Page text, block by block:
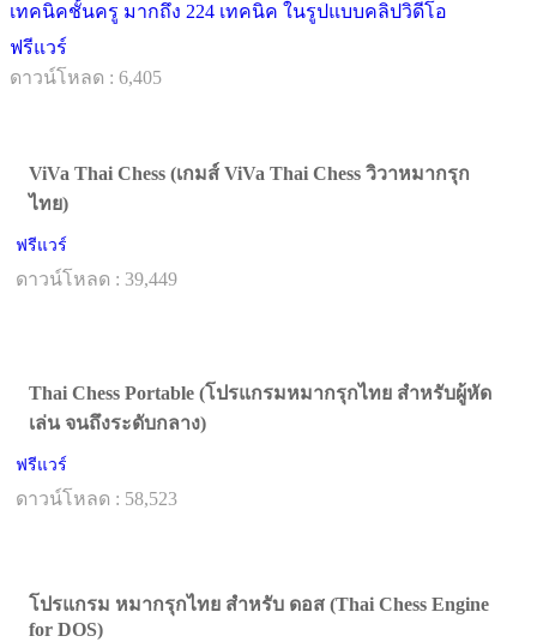
เทคนิคชั้นครู มากถึง 224 เทคนิค ในรูปแบบคลิปวิดีโอ
ฟรีแวร์
ดาวน์โหลด : 6,405
ViVa Thai Chess (เกมส์ ViVa Thai Chess วิวาหมากรุก
ไทย)
ฟรีแวร์
ดาวน์โหลด : 39,449
Thai Chess Portable (โปรแกรมหมากรุกไทย สำหรับผู้หัด
เล่น จนถึงระดับกลาง)
ฟรีแวร์
ดาวน์โหลด : 58,523
โปรแกรม หมากรุกไทย สำหรับ ดอส (Thai Chess Engine
for DOS)